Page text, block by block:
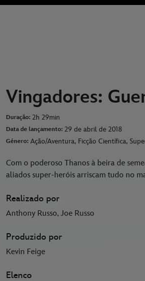
Vingadores:
Duração: 2h 29min
Data de lançamento: 29 de abril de 2018
Género: Ação/Aventura, Ficção Científica,
Com o poderoso Thanos à beira de
aliados super-heróis arriscam tudo no
Realizado por
Anthony Russo, Joe Russo
Produzido por
Kevin Feige
Elenco